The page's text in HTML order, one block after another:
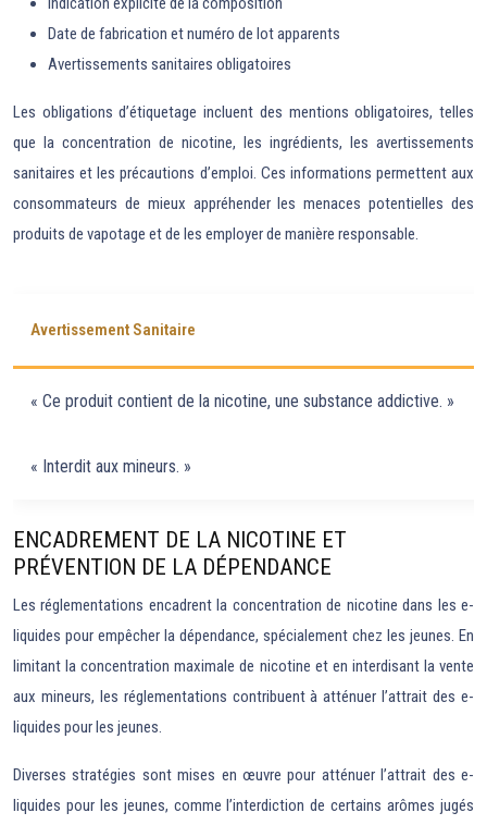
Date de fabrication et numéro de lot apparents
Avertissements sanitaires obligatoires
Les obligations d’étiquetage incluent des mentions obligatoires, telles
que la concentration de nicotine, les ingrédients, les avertissements
sanitaires et les précautions d’emploi. Ces informations permettent aux
consommateurs de mieux appréhender les menaces potentielles des
produits de vapotage et de les employer de manière responsable.
Avertissement Sanitaire
« Ce produit contient de la nicotine, une substance addictive. »
« Interdit aux mineurs. »
ENCADREMENT DE LA NICOTINE ET
PRÉVENTION DE LA DÉPENDANCE
Les réglementations encadrent la concentration de nicotine dans les e-
liquides pour empêcher la dépendance, spécialement chez les jeunes. En
limitant la concentration maximale de nicotine et en interdisant la vente
aux mineurs, les réglementations contribuent à atténuer l’attrait des e-
liquides pour les jeunes.
Diverses stratégies sont mises en œuvre pour atténuer l’attrait des e-
liquides pour les jeunes, comme l’interdiction de certains arômes jugés